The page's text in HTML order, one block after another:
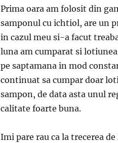
Prima oara am folosit din
samponul cu ichtiol, are un
in cazul meu si-a facut
luna am cumparat si
pe saptamana in mod
continuat sa cumpar doar
sampon, de data asta unul
calitate foarte buna.
Imi pare rau ca la trecerea